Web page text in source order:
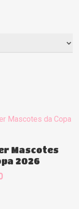
Comprar
Mascotes
2026